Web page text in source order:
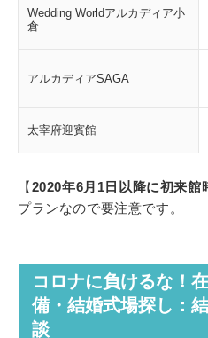
Wedding Worldアルカディア小
倉
アルカディアSAGA
太宰府迎賓館
【 2020年6月1日以降に初来館
プランなので要注意です。
コロナに負けるな！
備・結婚式場探し：
談